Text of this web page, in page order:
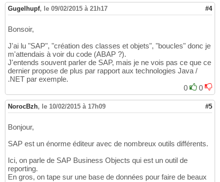
Gugelhupf, le 09/02/2015 à 21h17 #4
Bonsoir,
J'ai lu "SAP", "création des classes et objets", "boucles" donc je
m'attendais à voir du code (ABAP ?).
J'entends souvent parler de SAP, mais je ne vois pas ce que ce
dernier propose de plus par rapport aux technologies Java /
.NET par exemple.
0
0
NorocBzh, le 10/02/2015 à 17h09 #5
Bonjour,
SAP est un énorme éditeur avec de nombreux outils différents.
Ici, on parle de SAP Business Objects qui est un outil de
reporting.
En gros, on tape sur une base de données pour faire de beaux